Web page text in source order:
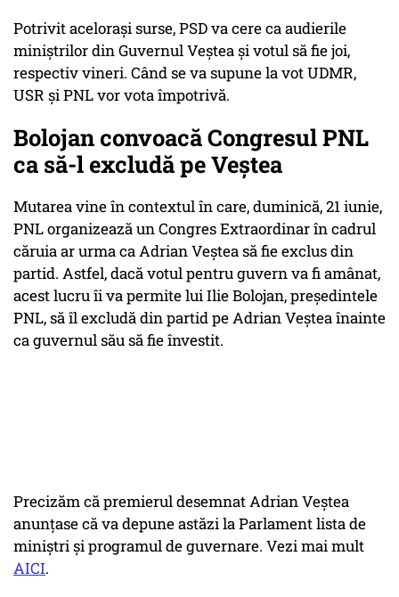
Potrivit acelorași surse, PSD va cere ca audierile
miniştrilor din Guvernul Veștea şi votul să fie joi,
respectiv vineri. Când se va supune la vot UDMR,
USR şi PNL vor vota împotrivă.
Bolojan convoacă Congresul PNL
ca să-l excludă pe Veștea
Mutarea vine în contextul în care, duminică, 21 iunie,
PNL organizează un Congres Extraordinar în cadrul
căruia ar urma ca Adrian Veștea să fie exclus din
partid. Astfel, dacă votul pentru guvern va fi amânat,
acest lucru îi va permite lui Ilie Bolojan, președintele
PNL, să îl excludă din partid pe Adrian Veştea înainte
ca guvernul său să fie învestit.
Precizăm că premierul desemnat Adrian Veștea
anunțase că va depune astăzi la Parlament lista de
miniștri și programul de guvernare. Vezi mai mult
AICI.